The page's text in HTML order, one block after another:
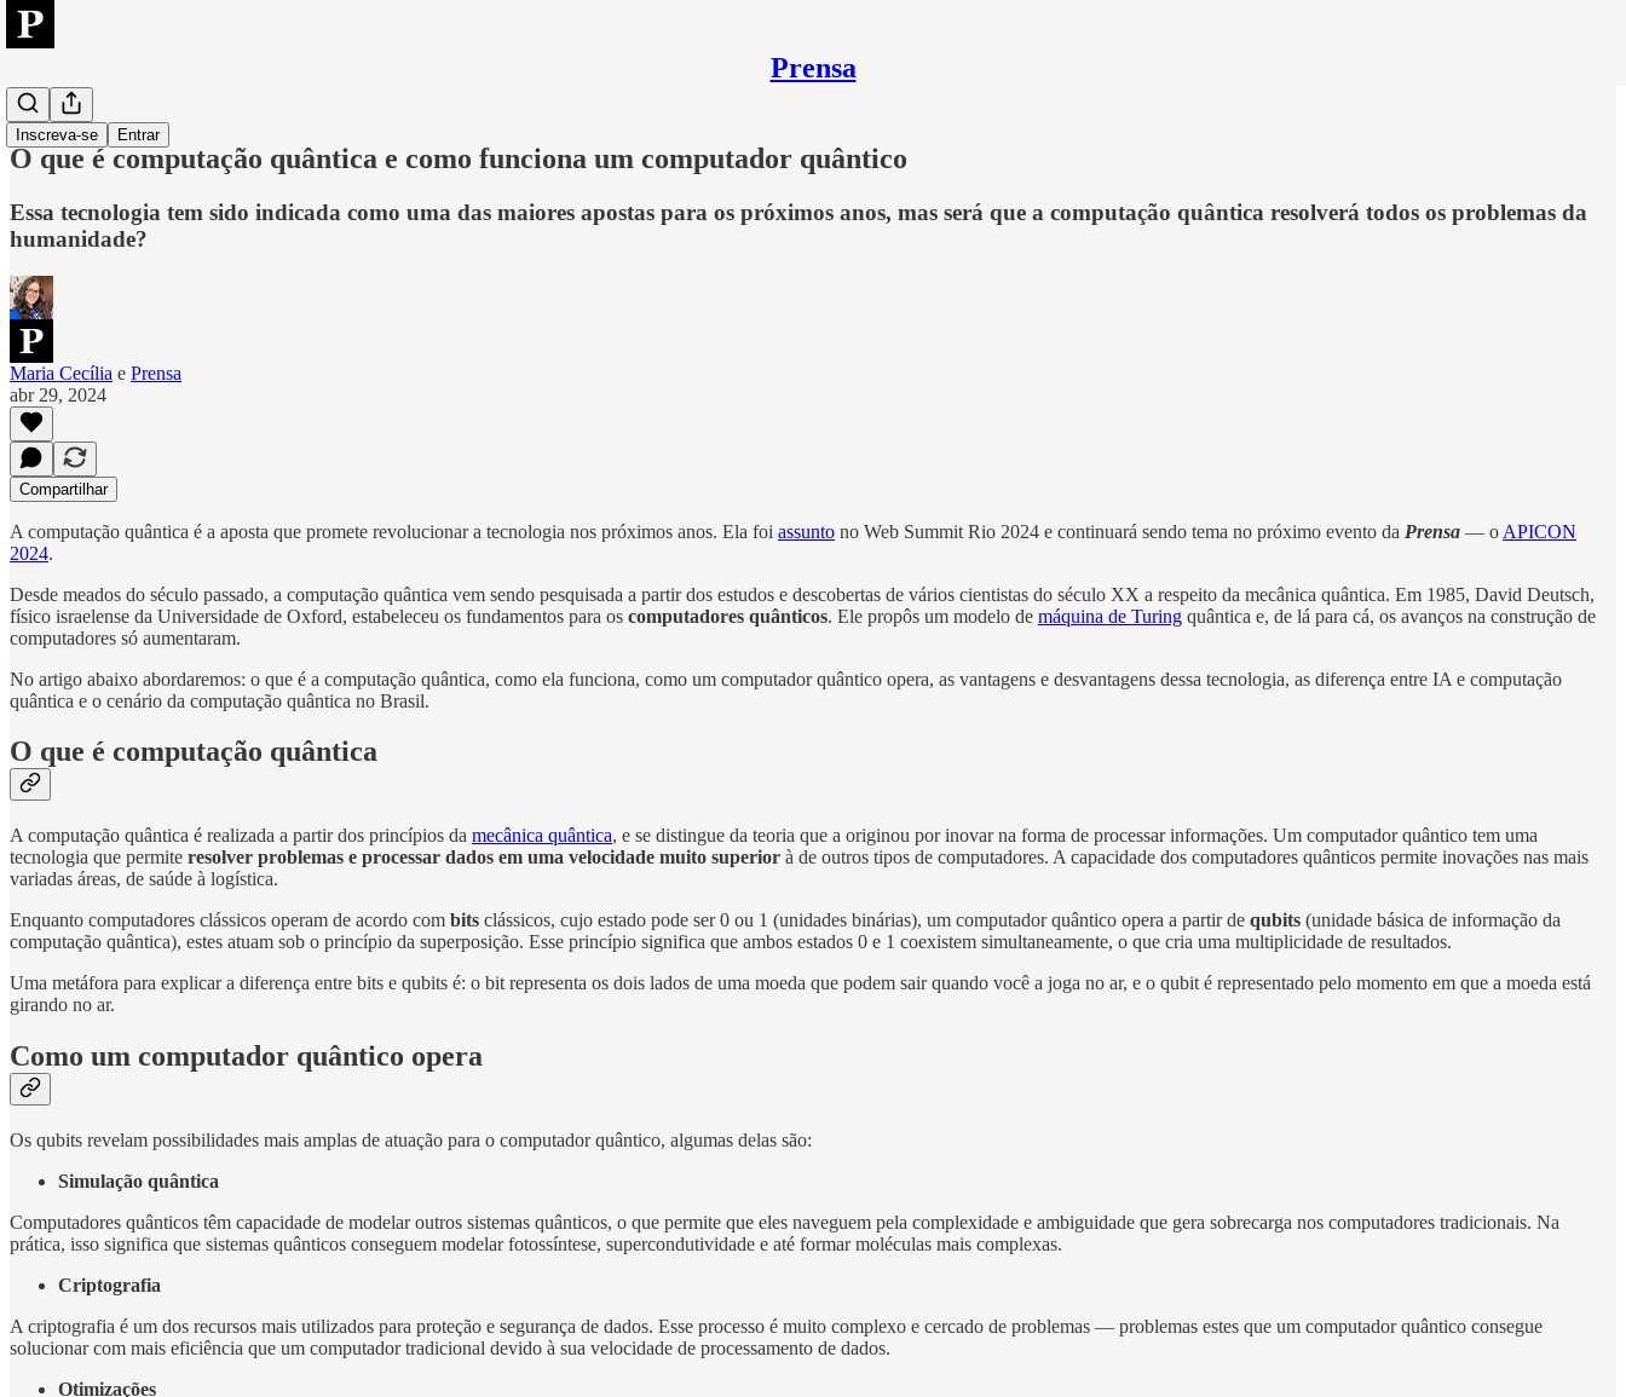
Prensa
Inscreva-se Entrar
Tech
O que é computação quântica e como funciona um computador quântico
Essa tecnologia tem sido indicada como uma das maiores apostas para os próximos anos, mas será que a computação quântica resolverá todos os problemas da
humanidade?
Maria Cecília e Prensa
abr 29, 2024
Compartilhar
A computação quântica é a aposta que promete revolucionar a tecnologia nos próximos anos. Ela foi assunto no Web Summit Rio 2024 e continuará sendo tema no próximo evento da Prensa — o APICON
2024.
Desde meados do século passado, a computação quântica vem sendo pesquisada a partir dos estudos e descobertas de vários cientistas do século XX a respeito da mecânica quântica. Em 1985, David Deutsch,
físico israelense da Universidade de Oxford, estabeleceu os fundamentos para os computadores quânticos. Ele propôs um modelo de máquina de Turing quântica e, de lá para cá, os avanços na construção de
computadores só aumentaram.
No artigo abaixo abordaremos: o que é a computação quântica, como ela funciona, como um computador quântico opera, as vantagens e desvantagens dessa tecnologia, as diferença entre IA e computação
quântica e o cenário da computação quântica no Brasil.
O que é computação quântica
A computação quântica é realizada a partir dos princípios da mecânica quântica, e se distingue da teoria que a originou por inovar na forma de processar informações. Um computador quântico tem uma
tecnologia que permite resolver problemas e processar dados em uma velocidade muito superior à de outros tipos de computadores. A capacidade dos computadores quânticos permite inovações nas mais
variadas áreas, de saúde à logística.
Enquanto computadores clássicos operam de acordo com bits clássicos, cujo estado pode ser 0 ou 1 (unidades binárias), um computador quântico opera a partir de qubits (unidade básica de informação da
computação quântica), estes atuam sob o princípio da superposição. Esse princípio significa que ambos estados 0 e 1 coexistem simultaneamente, o que cria uma multiplicidade de resultados.
Uma metáfora para explicar a diferença entre bits e qubits é: o bit representa os dois lados de uma moeda que podem sair quando você a joga no ar, e o qubit é representado pelo momento em que a moeda está
girando no ar.
Como um computador quântico opera
Os qubits revelam possibilidades mais amplas de atuação para o computador quântico, algumas delas são:
Simulação quântica
Computadores quânticos têm capacidade de modelar outros sistemas quânticos, o que permite que eles naveguem pela complexidade e ambiguidade que gera sobrecarga nos computadores tradicionais. Na
prática, isso significa que sistemas quânticos conseguem modelar fotossíntese, supercondutividade e até formar moléculas mais complexas.
Criptografia
A criptografia é um dos recursos mais utilizados para proteção e segurança de dados. Esse processo é muito complexo e cercado de problemas — problemas estes que um computador quântico consegue
solucionar com mais eficiência que um computador tradicional devido à sua velocidade de processamento de dados.
Otimizações